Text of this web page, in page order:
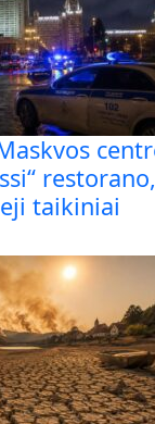
taikiniai